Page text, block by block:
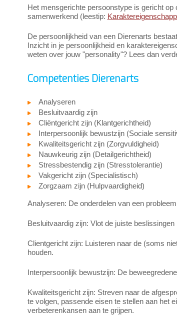
Het mensgerichte persoonstype is gericht
samenwerkend (leestip:
De persoonlijkheid van een Dierenarts
Inzicht in je persoonlijkheid en
weten over jouw "personality"? Lees dan
Competenties Dierenarts
Analyseren
Besluitvaardig zijn
Cliëntgericht zijn (Klantgerichtheid)
Interpersoonlijk bewustzijn (Sociale
Kwaliteitsgericht zijn (Zorgvuldigheid)
Nauwkeurig zijn (Detailgerichtheid)
Stressbestendig zijn (Stresstolerantie)
Vakgericht zijn (Specialistisch)
Zorgzaam zijn (Hulpvaardigheid)
Analyseren: De onderdelen van een
Besluitvaardig zijn: Vlot de juiste beslissingen
Clientgericht zijn: Luisteren naar de (soms
houden.
Interpersoonlijk bewustzijn: De
Kwaliteitsgericht zijn: Streven naar de
te volgen, passende eisen te stellen aan het
verbeterenkansen aan te grijpen.